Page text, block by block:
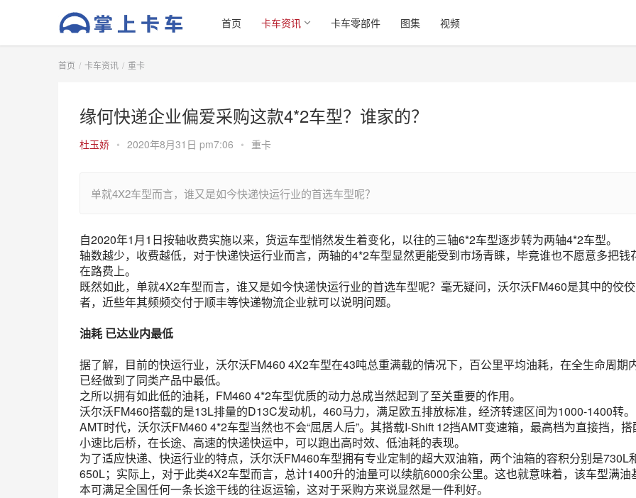
首页 卡车资讯 卡车零部件 图集 视频
首页 卡车资讯 重卡
缘何快递企业偏爱采购这款4*2车型？谁家的？
杜玉娇 • 2020年8月31日 pm7:06 • 重卡
单就4X2车型而言，谁又是如今快递快运行业的首选车型呢？
自2020年1月1日按轴收费实施以来，货运车型悄然发生着变化，以往的三轴6*2车型逐步转为两轴4*2车型。
轴数越少，收费越低，对于快递快运行业而言，两轴的4*2车型显然更能受到市场青睐，毕竟谁也不愿意多把钱
在路费上。
既然如此，单就4X2车型而言，谁又是如今快递快运行业的首选车型呢？毫无疑问，沃尔沃FM460是其中的佼佼
者，近些年其频频交付于顺丰等快递物流企业就可以说明问题。
油耗 已达业内最低
据了解，目前的快运行业，沃尔沃FM460 4X2车型在43吨总重满载的情况下，百公里平均油耗，在全生命周期
已经做到了同类产品中最低。
之所以拥有如此低的油耗，FM460 4*2车型优质的动力总成当然起到了至关重要的作用。
沃尔沃FM460搭载的是13L排量的D13C发动机，460马力，满足欧五排放标准，经济转速区间为1000-1400转。
AMT时代，沃尔沃FM460 4*2车型当然也不会“屈居人后”。其搭载I-Shift 12挡AMT变速箱，最高档为直接挡，搭
小速比后桥，在长途、高速的快递快运中，可以跑出高时效、低油耗的表现。
为了适应快递、快运行业的特点，沃尔沃FM460车型拥有专业定制的超大双油箱，两个油箱的容积分别是730L
650L；实际上，对于此类4X2车型而言，总计1400升的油量可以续航6000余公里。这也就意味着，该车型满油
本可满足全国任何一条长途干线的往返运输，这对于采购方来说显然是一件利好。